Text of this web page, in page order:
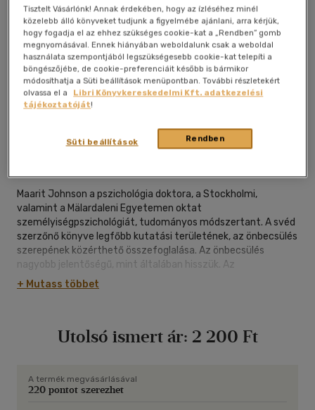
Kívánságlistához adom Megosztom
Elte Eötvös Kiadó Kft.|2008 |magyar nyelvű|puhatáblás,
Maarit Johnson a pszichológia doktora, a Stockholmi,
valamint a Mälardaleni Egyetemen oktat
személyiségpszichológiát, tudományos módszertant. A svéd
szerzőnő könyve legfőbb kutatási területének, az önbecsülés
szerepének közérthető összefoglalása. Az önbecsülés
nagyobb jelentőségű, mint általában hisszük. Az
ismeretterjesztő mű a fogalom azon aspektusait tárgyalja,
amelyek általában nem kapnak nagy figyelmet, és rávilágít az
folyamatába is. A könyv mindazok érdeklődésére számot
nevelők, ápolók, szülők és szociális munkások számára
egyaránt nyújthat újabb ismereteket, de a kapcsolati
+ Mutass többet
Utolsó ismert ár: 2 200 Ft
A termék megvásárlásával
220 pontot szerezhet
Tisztelt Vásárlónk! Annak érdekében, hogy az ízléséhez minél
közelebb álló könyveket tudjunk a figyelmébe ajánlani, arra kérjük,
hogy fogadja el az ehhez szükséges cookie-kat a „Rendben” gomb
megnyomásával. Ennek hiányában weboldalunk csak a weboldal
használata szempontjából legszükségesebb cookie-kat telepíti a
böngészőjébe, de cookie-preferenciáit később is bármikor
módosíthatja a Süti beállítások menüpontban. További részletekért
olvassa el a
Libri Könyvkereskedelmi Kft. adatkezelési
tájékoztatóját!
Rendben
Süti beállítások